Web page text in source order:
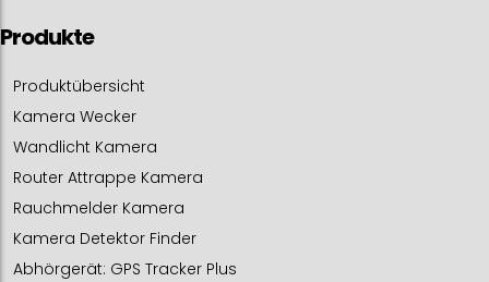
Produkte
Produktübersicht
Kamera Wecker
Wandlicht Kamera
Router Attrappe Kamera
Rauchmelder Kamera
Kamera Detektor Finder
Abhörgerät: GPS Tracker Plus